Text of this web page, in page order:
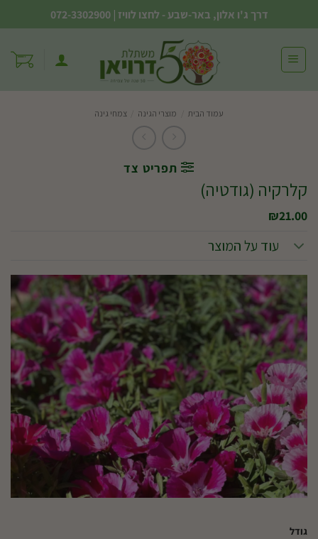
to
content
דרך ג'ו אלון, באר-שבע - לחצו לוויז |
072-3302900
עמוד הבית מוצרי הגינה צמחי גינה
תפריט צד
קלרקיה (גודטיה)
₪21.00
עוד על המוצר
גודל